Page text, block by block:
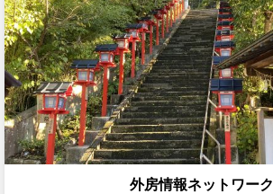
外房情報ネットワーク